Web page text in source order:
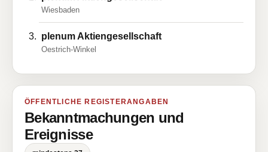
Wiesbaden
plenum Aktiengesellschaft
Oestrich-Winkel
ÖFFENTLICHE REGISTERANGABEN
Bekanntmachungen und
Ereignisse